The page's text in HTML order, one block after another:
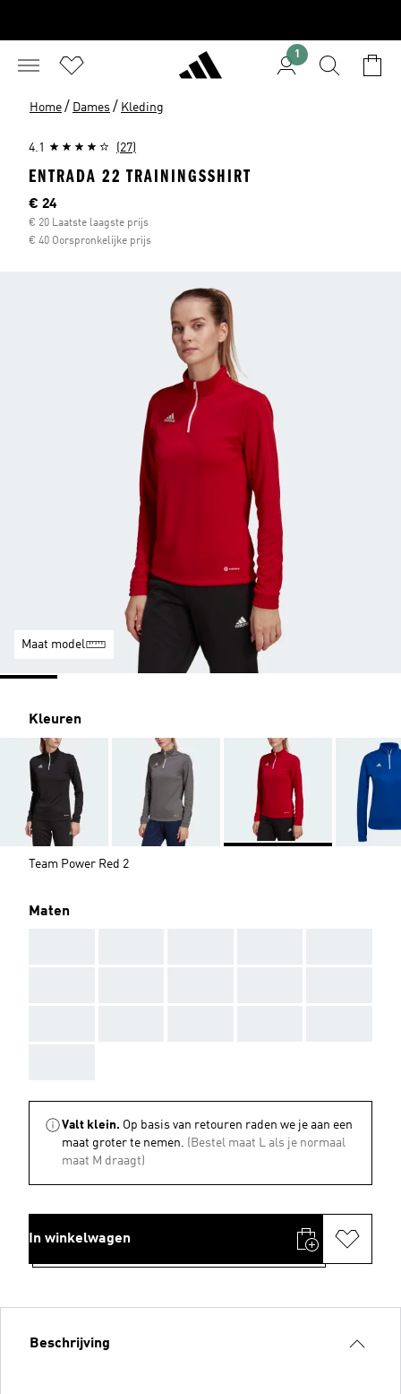
1
Home / Dames / Kleding
4.1 (27)
ENTRADA 22 TRAININGSSHIRT
Current price
€ 24
€ 20 Laatste laagste prijs
€ 40 Oorspronkelijke prijs
Maat model
Kleuren
Team Power Red 2
Maten
Valt klein. Op basis van retouren raden we je aan een
maat groter te nemen. (Bestel maat L als je normaal
maat M draagt)
In winkelwagen
Beschrijving